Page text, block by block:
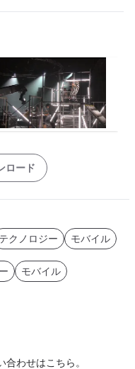
ロード
テクノロジー モバイル
モバイル
わせはこちら。